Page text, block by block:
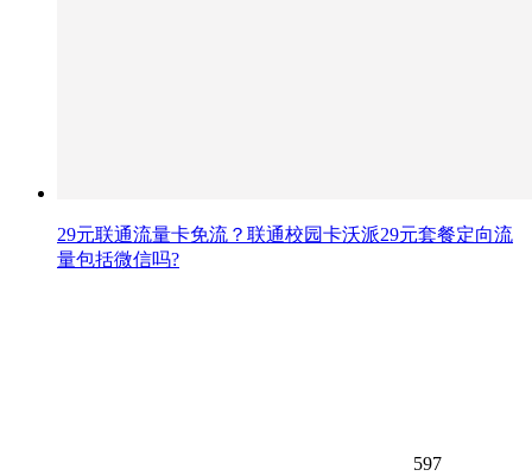
29元联通流量卡免流？联通校园卡沃派29元套餐定向流
量包括微信吗?
597